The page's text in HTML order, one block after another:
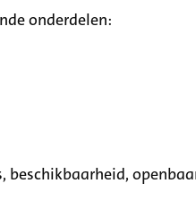
onderdelen: